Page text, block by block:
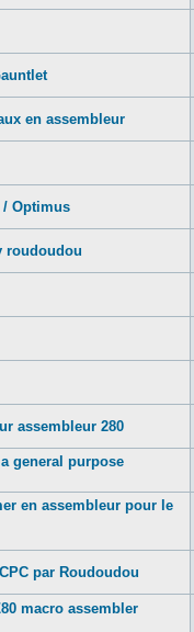
en assembleur
/ Optimus
roudoudou
assembleur 280
a general purpose
en assembleur pour le
par Roudoudou
macro assembler